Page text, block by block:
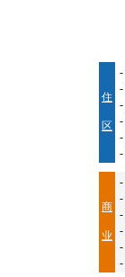
住
区
-
-
-
-
-
-
商
业
-
-
-
-
-
-